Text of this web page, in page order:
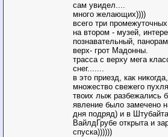
сам увидел....
много желающих))))
всего три
на втором - музей,
познавательный,
верх- грот Мадонны.
трасса с верху мега
снег.......
в это приезд, как
множество свежего
твоих лыж разбежались
явление было замечено
дня подряд) и в
ВайлдГрубе открыта и
спуска))))))